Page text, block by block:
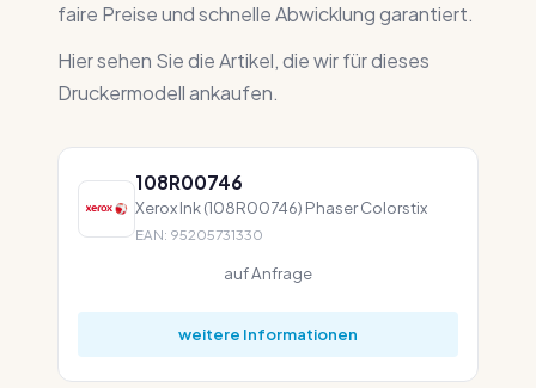
faire Preise und schnelle Abwicklung garantiert.
Hier sehen Sie die Artikel, die wir für dieses
Druckermodell ankaufen.
108R00746
Xerox Ink (108R00746) Phaser Colorstix
EAN: 95205731330
auf Anfrage
weitere Informationen